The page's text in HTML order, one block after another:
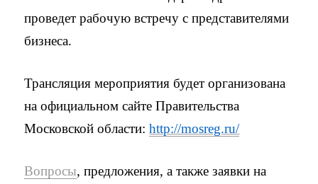
проведет рабочую встречу с представителями
бизнеса.
Трансляция мероприятия будет организована
на официальном сайте Правительства
Московской области:http://mosreg.ru/
Вопросы, предложения, а также заявки на